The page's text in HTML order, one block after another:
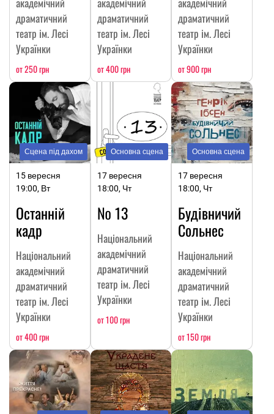
драматичний
театр ім. Лесі
Українки
от 250 грн
драматичний
театр ім. Лесі
Українки
от 400 грн
драматичний
театр ім. Лесі
Українки
от 900 грн
Сцена під дахом
15 вересня
19:00, Вт
Останній
кадр
Національний
академічний
драматичний
театр ім. Лесі
Українки
от 400 грн
Основна сцена
17 вересня
18:00, Чт
№ 13
Національний
академічний
драматичний
театр ім. Лесі
Українки
от 100 грн
Основна сцена
17 вересня
18:00, Чт
Будівничий
Сольнес
Національний
академічний
драматичний
театр ім. Лесі
Українки
от 150 грн